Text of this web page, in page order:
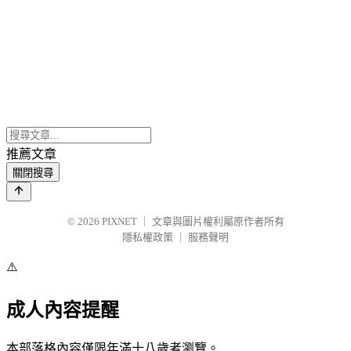
推薦文章
關閉搜尋
© 2026 PIXNET
文章與圖片權利屬原作者所有
隱私權政策
服務聲明
⚠️
成人內容提醒
本部落格內容僅限年滿十八歲者瀏覽。